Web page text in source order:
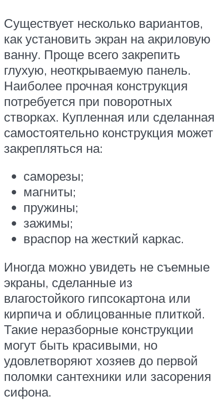
Существует несколько вариантов,
как установить экран на акриловую
ванну. Проще всего закрепить
глухую, неоткрываемую панель.
Наиболее прочная конструкция
потребуется при поворотных
створках. Купленная или сделанная
самостоятельно конструкция может
закрепляться на:
саморезы;
магниты;
пружины;
зажимы;
враспор на жесткий каркас.
Иногда можно увидеть не съемные
экраны, сделанные из
влагостойкого гипсокартона или
кирпича и облицованные плиткой.
Такие неразборные конструкции
могут быть красивыми, но
удовлетворяют хозяев до первой
поломки сантехники или засорения
сифона.